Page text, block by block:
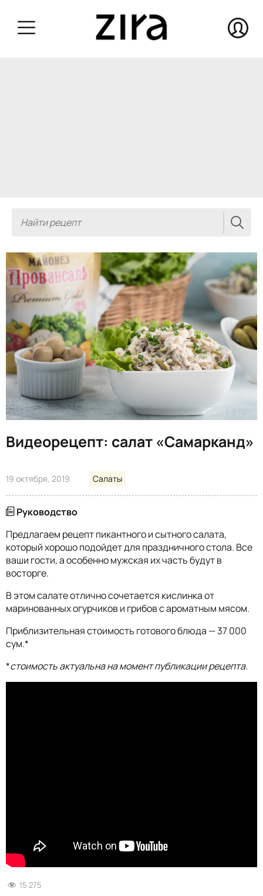
Видеорецепт: салат «Самарканд»
19 октября, 2019 Салаты
Руководство
Предлагаем рецепт пикантного и сытного салата,
который хорошо подойдет для праздничного стола. Все
ваши гости, а особенно мужская их часть будут в
восторге.
В этом салате отлично сочетается кислинка от
маринованных огурчиков и грибов с ароматным мясом.
Приблизительная стоимость готового блюда — 37 000
сум.*
*стоимость актуальна на момент публикации рецепта.
15 275